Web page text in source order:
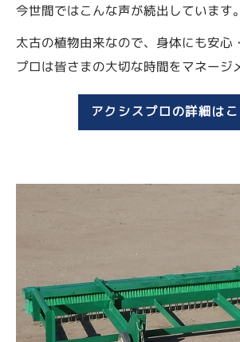
今世間ではこんな声が続出しています。
太古の植物由来なので、身体にも安心
プロは皆さまの大切な時間をマネージ
アクシスプロの詳細は